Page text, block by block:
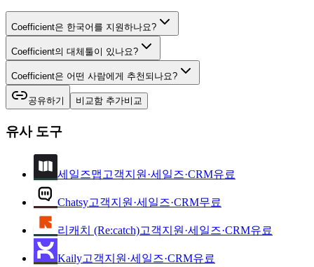
Coefficient은 한국어를 지원하나요?
Coefficient의 대체툴이 있나요?
Coefficient은 어떤 사람에게 추천되나요?
공유하기 비교함 추가비교
유사 도구
세일즈맵 고객지원·세일즈·CRM유료
Chatsy고객지원·세일즈·CRM무료
리캐치 (Re:catch)고객지원·세일즈·CRM유료
Kaily고객지원·세일즈·CRM유료